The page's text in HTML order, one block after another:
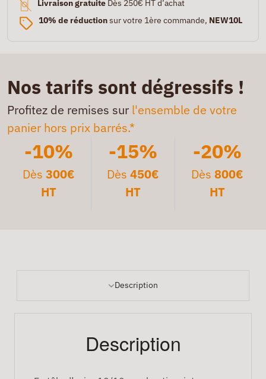
Livraison gratuite Dès 250€ HT d’achat
10% de réductionsur votre 1ère commande, NEW10L
Nos tarifs sont dégressifs !
Profitez de remises sur l'ensemble de votre
panier hors prix barrés.*
-10%
Dès300€
HT
-15%
Dès 450€
HT
-20%
Dès 800€
HT
Description
Description